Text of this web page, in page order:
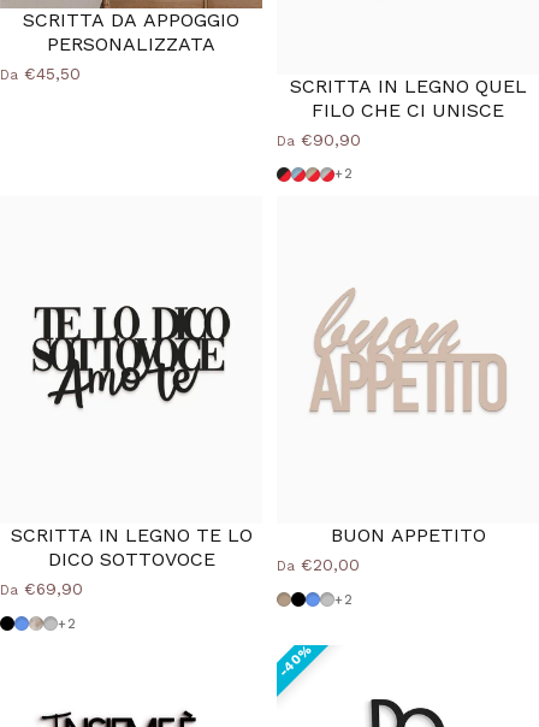
SCRITTA DA APPOGGIO
PERSONALIZZATA
Da €45,50
SCRITTA IN LEGNO QUEL
FILO CHE CI UNISCE
Da €90,90
Nero Rosso
Azzurro Rosso
Tortora Rosso
Grigio Rosso
+2
SCRITTA IN LEGNO TE LO
DICO SOTTOVOCE
Da €69,90
Nero
Azzurro Polvere
Shabby
Grigio Medio
+2
BUON APPETITO
Da €20,00
Tortora
Nero
Azzurro Polvere
Grigio Medio
+2